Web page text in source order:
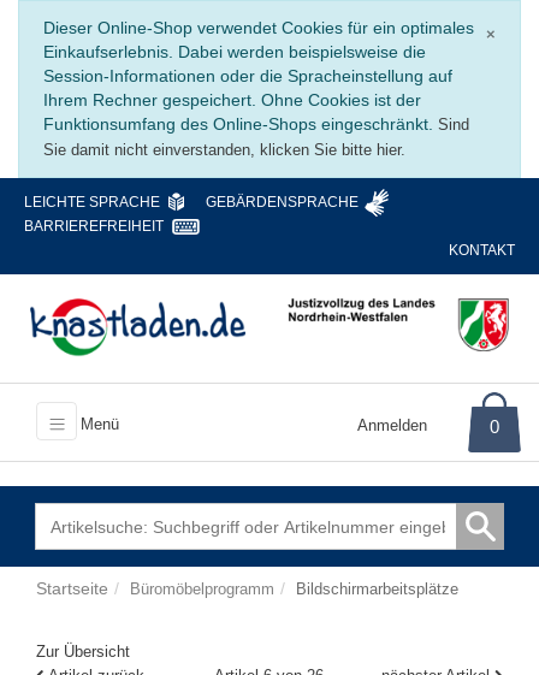
×
Dieser Online-Shop verwendet Cookies für ein optimales
Einkaufserlebnis. Dabei werden beispielsweise die
Session-Informationen oder die Spracheinstellung auf
Ihrem Rechner gespeichert. Ohne Cookies ist der
Funktionsumfang des Online-Shops eingeschränkt. Sind
Sie damit nicht einverstanden, klicken Sie bitte hier.
LEICHTE SPRACHE
GEBÄRDENSPRACHE
BARRIEREFREIHEIT
KONTAKT
Menü Anmelden 0
Startseite Büromöbelprogramm Bildschirmarbeitsplätze
Zur Übersicht